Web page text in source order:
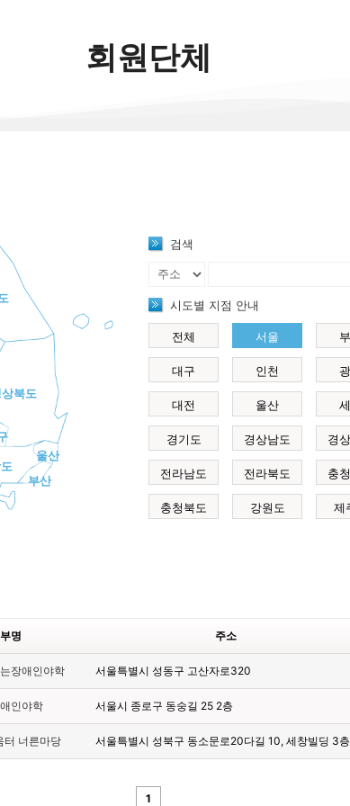
회원단체
북도
울산
부산
검색
시도별 지점 안내
전체 서울
대구 인천
대전 울산
경기도 경상남도 경
전라남도 전라북도 충
충청북도 강원도 제
명 주소
장애인야학 서울특별시 성동구 고산자로320
인야학 서울시 종로구 동숭길 25 2층
터 너른마당 서울특별시 성북구 동소문로20다길 10, 세창빌딩 3층
1